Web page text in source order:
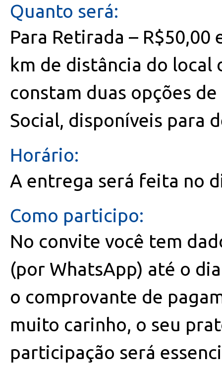
Quanto será:
Para Retirada –
km de distância do
constam duas opções
Social, disponíveis para
Horário:
A entrega será feita no
Como participo:
No convite você tem
(por WhatsApp) até o
o comprovante de
muito carinho, o seu
participação será